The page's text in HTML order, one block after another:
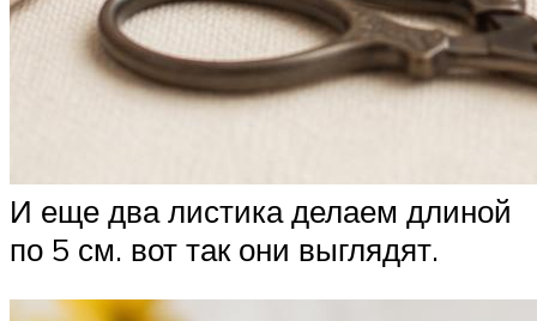
И еще два листика делаем длиной
по 5 см. вот так они выглядят.